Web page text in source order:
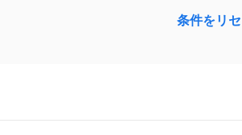
条件をリ